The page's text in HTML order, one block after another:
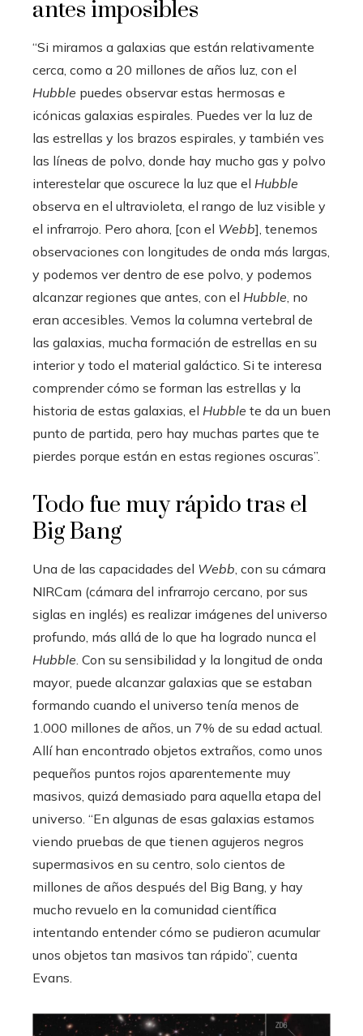
antes imposibles
“Si miramos a galaxias que están relativamente
cerca, como a 20 millones de años luz, con el
Hubble puedes observar estas hermosas e
icónicas galaxias espirales. Puedes ver la luz de
las estrellas y los brazos espirales, y también ves
las líneas de polvo, donde hay mucho gas y polvo
interestelar que oscurece la luz que el Hubble
observa en el ultravioleta, el rango de luz visible y
el infrarrojo. Pero ahora, [con el Webb], tenemos
observaciones con longitudes de onda más largas,
y podemos ver dentro de ese polvo, y podemos
alcanzar regiones que antes, con el Hubble , no
eran accesibles. Vemos la columna vertebral de
las galaxias, mucha formación de estrellas en su
interior y todo el material galáctico. Si te interesa
comprender cómo se forman las estrellas y la
historia de estas galaxias, el Hubble te da un buen
punto de partida, pero hay muchas partes que te
pierdes porque están en estas regiones oscuras”.
Todo fue muy rápido tras el
Big Bang
Una de las capacidades del Webb , con su cámara
NIRCam (cámara del infrarrojo cercano, por sus
siglas en inglés) es realizar imágenes del universo
profundo, más allá de lo que ha logrado nunca el
Hubble . Con su sensibilidad y la longitud de onda
mayor, puede alcanzar galaxias que se estaban
formando cuando el universo tenía menos de
1.000 millones de años, un 7% de su edad actual.
Allí han encontrado objetos extraños, como unos
pequeños puntos rojos aparentemente muy
masivos, quizá demasiado para aquella etapa del
universo. “En algunas de esas galaxias estamos
viendo pruebas de que tienen agujeros negros
supermasivos en su centro, solo cientos de
millones de años después del Big Bang, y hay
mucho revuelo en la comunidad científica
intentando entender cómo se pudieron acumular
unos objetos tan masivos tan rápido”, cuenta
Evans.